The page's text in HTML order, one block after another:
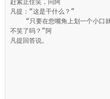
赶紧止住笑，问阿
凡提：“这是干什么？”
不笑了吗？”阿
凡提回答说。